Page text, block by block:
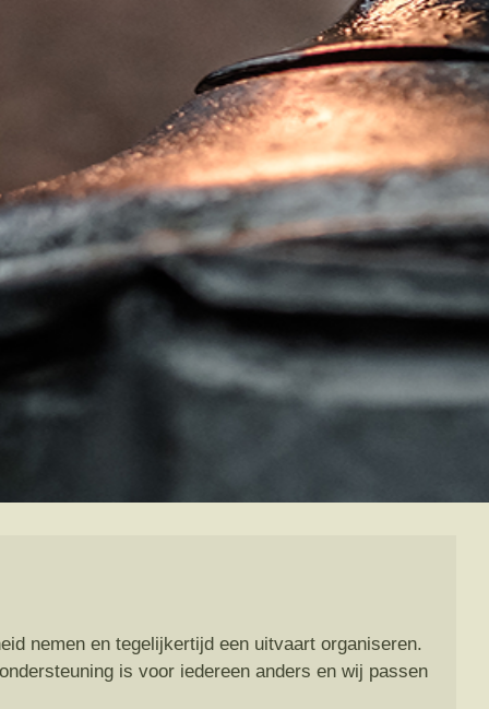
nemen en tegelijkertijd een uitvaart organiseren.
is voor iedereen anders en wij passen